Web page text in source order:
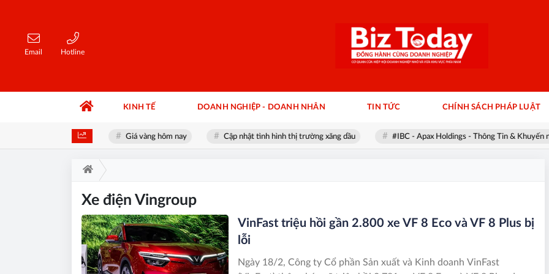
Email Hotline
KINH TẾ DOANH NGHIỆP - DOANH NHÂN TIN TỨC CHÍNH SÁCH PHÁP LUẬT
bé gái 8 tuổi mới nhất Giá vàng hôm nay Cập nhật tình hình thị trường xăng dầu #IBC - Apax Holdings - Thông Tin & Khuyến
Xe điện Vingroup
VinFast triệu hồi gần 2.800 xe VF 8 Eco và VF 8 Plus bị
lỗi
Ngày 18/2, Công ty Cổ phần Sản xuất và Kinh doanh VinFast